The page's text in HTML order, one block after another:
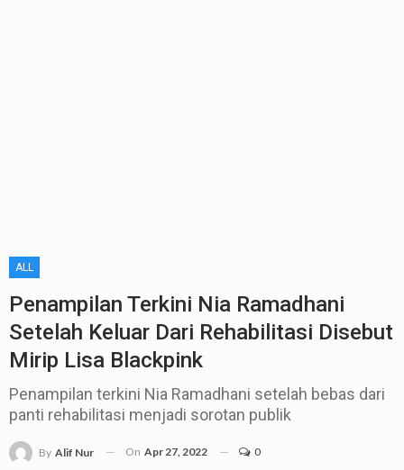
ALL
Penampilan Terkini Nia Ramadhani
Setelah Keluar Dari Rehabilitasi Disebut
Mirip Lisa Blackpink
Penampilan terkini Nia Ramadhani setelah bebas dari
panti rehabilitasi menjadi sorotan publik
By Alif Nur On Apr 27, 2022 0